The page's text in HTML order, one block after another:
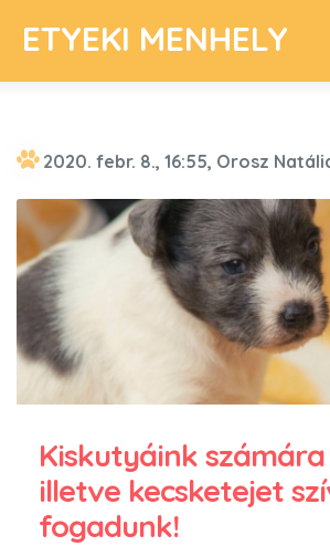
ETYEKI MENHELY
2020. febr. 8., 16:55, Orosz
Kiskutyáink
illetve kecsketejet
fogadunk!